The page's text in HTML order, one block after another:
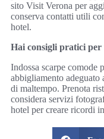
sito Visit Verona per
conserva contatti utili
hotel.
Hai consigli pratici per
Indossa scarpe comode
abbigliamento adeguato
di maltempo. Prenota
considera servizi
hotel per creare ricordi